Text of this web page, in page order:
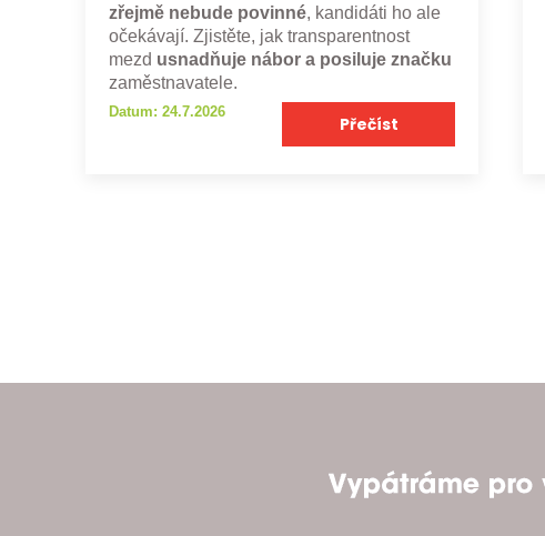
zřejmě nebude povinné, kandidáti ho ale
očekávají. Zjistěte, jak transparentnost
mezd usnadňuje nábor a posiluje značku
zaměstnavatele.
Datum: 24.7.2026
Přečíst